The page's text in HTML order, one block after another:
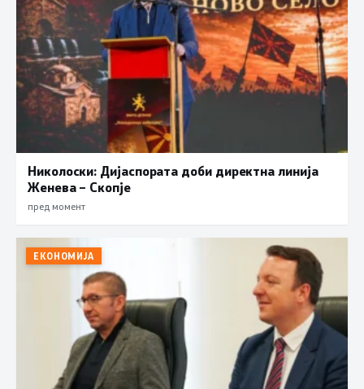
Николоски: Дијаспората доби директна линија
Женева – Скопје
пред момент
ЕКОНОМИЈА